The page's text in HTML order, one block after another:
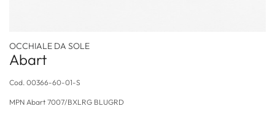
OCCHIALE DA SOLE
Abart
Cod. 00366-60-01-S
MPN Abart 7007/BXLRG BLUGRD